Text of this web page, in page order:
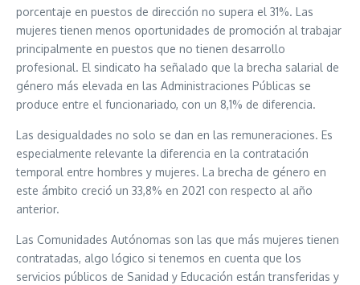
porcentaje en puestos de dirección no supera el 31%. Las
mujeres tienen menos oportunidades de promoción al trabajar
principalmente en puestos que no tienen desarrollo
profesional. El sindicato ha señalado que la brecha salarial de
género más elevada en las Administraciones Públicas se
produce entre el funcionariado, con un 8,1% de diferencia.
Las desigualdades no solo se dan en las remuneraciones. Es
especialmente relevante la diferencia en la contratación
temporal entre hombres y mujeres. La brecha de género en
este ámbito creció un 33,8% en 2021 con respecto al año
anterior.
Las Comunidades Autónomas son las que más mujeres tienen
contratadas, algo lógico si tenemos en cuenta que los
servicios públicos de Sanidad y Educación están transferidas y